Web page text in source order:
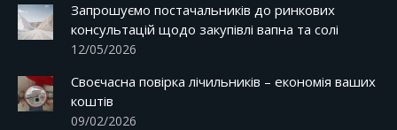
Запрошуємо постачальників до ринкових
консультацій щодо закупівлі вапна та солі
12/05/2026
Своєчасна повірка лічильників – економія ваших
коштів
09/02/2026